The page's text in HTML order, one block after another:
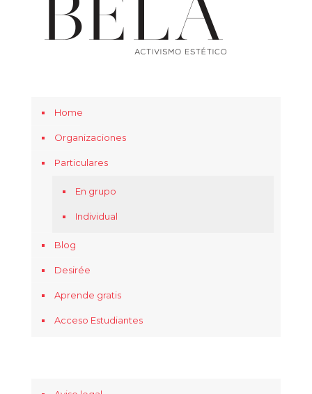
Home
Organizaciones
Particulares
En grupo
Individual
Blog
Desirée
Aprende gratis
Acceso Estudiantes